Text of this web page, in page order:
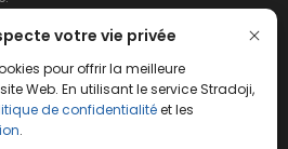
votre vie privée
pour offrir la meilleure
Web. En utilisant le service Stradoji,
de confidentialitéet les
.
the results or the
on the information contained on
site and its publishing company
the use that may be made of this
that may result therefrom.
for US citizens or US residents.